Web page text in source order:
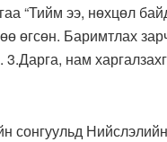
“Тийм ээ, нөхцөл
өгсөн. Баримтлах
3.Дарга, нам
сонгуульд